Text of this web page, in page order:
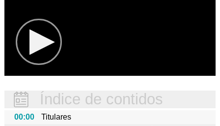
Índice de contidos
00:00
Titulares